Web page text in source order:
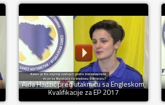
Aida Hadžić pred utakmicu sa Engleskom,
Kvalifikacije za EP 2017